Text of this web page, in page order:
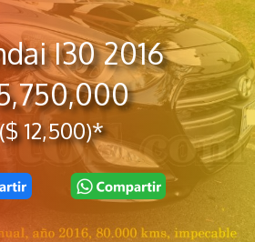
I30 2016
($ 12,500)*